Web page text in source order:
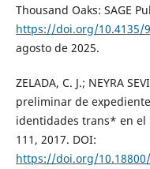
Thousand Oaks: SAGE
https://doi.org/10.4135/
agosto de 2025.
ZELADA, C. J.; NEYRA
preliminar de
identidades trans* en el
111, 2017. DOI:
https://doi.org/